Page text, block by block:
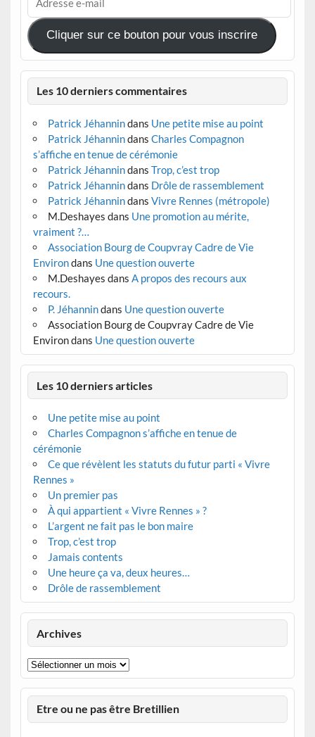
mail
Cliquer sur ce bouton pour vous inscrire
Les 10 derniers commentaires
Patrick Jéhannindans Une petite mise au point
Patrick Jéhannindans Charles Compagnon
s’affiche en tenue de cérémonie
Patrick Jéhannindans Trop, c’est trop
Patrick Jéhannindans Drôle de rassemblement
Patrick Jéhannindans Vivre Rennes (métropole)
M.Deshayes dans Une promotion au mérite,
vraiment ?…
Association Bourg de Coupvray Cadre de Vie
Environdans Une question ouverte
M.Deshayes dans A propos des recours aux
recours.
P. Jéhannindans Une question ouverte
Association Bourg de Coupvray Cadre de Vie
Environdans Une question ouverte
Les 10 derniers articles
Une petite mise au point
Charles Compagnon s’affiche en tenue de
cérémonie
Ce que révèlent les statuts du futur parti « Vivre
Rennes »
Un premier pas
À qui appartient « Vivre Rennes » ?
L’argent ne fait pas le bon maire
Trop, c’est trop
Jamais contents
Une heure ça va, deux heures…
Drôle de rassemblement
Archives
Archives
Etre ou ne pas être Bretillien